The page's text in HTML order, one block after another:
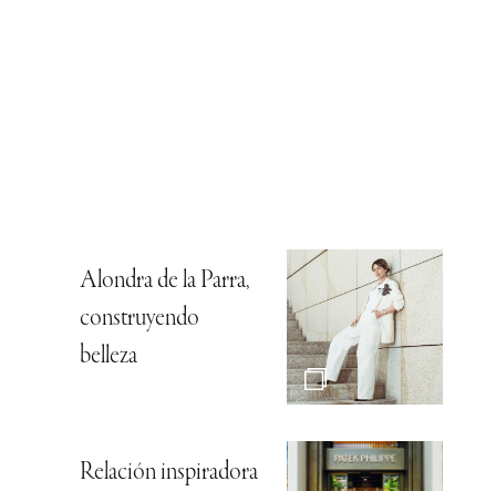
Alondra de la Parra,
construyendo
belleza
Relación inspiradora